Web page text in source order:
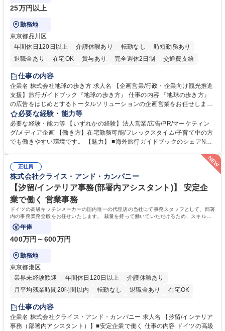
25万円以上
勤務地
東京都品川区
年間休日120日以上
介護休暇あり 転勤なし
時短勤務あり
退職金あり
在宅OK 賞与あり 完全週休2日制
交通費支給
駅近5分以内
仕事の内容
企業名 株式会社地球の歩き方 求人名 【企画営業/行政・企業向け観光推進
支援】旅行ガイドブック『地球の歩き方』 仕事の内容 『地球の歩き方』
の広告をはじめとするトータルソリューションの企画営業をお任せしま
す。クライアントは、観光（海外旅行、国内旅行、インバウンド）で地域
や事業を推進したい国内外の行政や企業です。 【業務詳細】■『地球の歩
き方』は海外旅行ガイドブックのNo.1ブランドであり、国内旅行において
も牽引しております。観光推進支援においても、業界を牽引する意欲的な
国策事業です。「GOOD LUCK TRIP」は、海外旅行ガイドブックと同様
に、インバウンドのトップブランドに成長しております■旅が業務であ
り、日常です。旅好きにはこれ以上ない環境です 募集職種 【企画営業/行
政・企業向け観光推進支援】旅行ガイドブック『地球の歩き方』
必要な経験・能力等
必要な経験・能力等 【いずれかの経験】法人営業/広告/PR/マーケティン
グ/メディア企画 【働き方】在宅勤務可能/フレックスタイム/子育て中の方
でも働きやすい環境です。 【魅力】 ■海外旅行ガイドブックのシェアNo.1
ることが可能です。 ■国内旅行ガイドブックは立ち上げ間もない新規事業
であり、「地球の歩き方」としてどう取り組むか、共に形を作るコアメン
バーとして活躍いただきます。 学歴・資格 学歴：大学院 大学 語学力： 資
格：
正社員
株式会社クライス・アンド・カンパニー
【汐留/インテリア事務(部署内アシスタント)】 安定企
業で働く 営業事務
ドイツの高級キッチンメーカーの国内唯一の代理店の当社にて事務スタッフとして、部署
内の事務業務全般をお任せいたします。 裁量を持って働いていただけるため、スキルア
ップも可能です。
年俸
400万円～600万円
勤務地
東京都港区
業界未経験歓迎
年間休日120日以上
介護休暇あり
月平均残業時間20時間以内
転勤なし 退職金あり
在宅OK
育休あり
完全週休2日制
駅近5分以内
土日祝休み
仕事の内容
企業名 株式会社クライス・アンド・カンパニー 求人名 【汐留/インテリア
事務（部署内アシスタント）】■安定企業で働く 仕事の内容 ドイツの高級